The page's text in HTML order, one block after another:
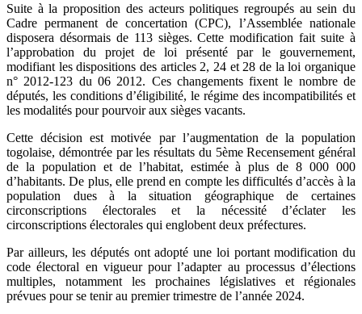
Suite à la proposition des acteurs politiques regroupés au sein du
Cadre permanent de concertation (CPC), l’Assemblée nationale
disposera désormais de 113 sièges. Cette modification fait suite à
l’approbation du projet de loi présenté par le gouvernement,
modifiant les dispositions des articles 2, 24 et 28 de la loi organique
n° 2012-123 du 06 2012. Ces changements fixent le nombre de
députés, les conditions d’éligibilité, le régime des incompatibilités et
les modalités pour pourvoir aux sièges vacants.
Cette décision est motivée par l’augmentation de la population
togolaise, démontrée par les résultats du 5ème Recensement général
de la population et de l’habitat, estimée à plus de 8 000 000
d’habitants. De plus, elle prend en compte les difficultés d’accès à la
population dues à la situation géographique de certaines
circonscriptions électorales et la nécessité d’éclater les
circonscriptions électorales qui englobent deux préfectures.
Par ailleurs, les députés ont adopté une loi portant modification du
code électoral en vigueur pour l’adapter au processus d’élections
multiples, notamment les prochaines législatives et régionales
prévues pour se tenir au premier trimestre de l’année 2024.